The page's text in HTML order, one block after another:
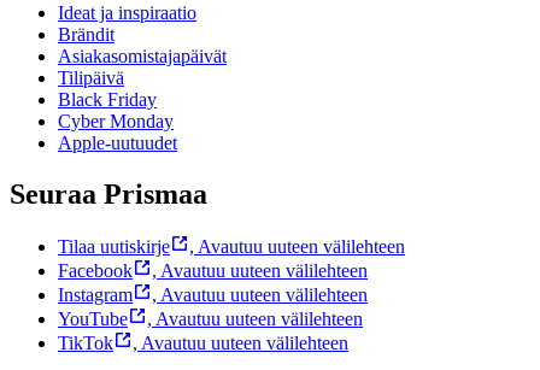
Ideat ja inspiraatio
Brändit
Asiakasomistajapäivät
Tilipäivä
Black Friday
Cyber Monday
Apple-uutuudet
Seuraa Prismaa
Tilaa uutiskirje , Avautuu uuteen välilehteen
Facebook
, Avautuu uuteen välilehteen
Instagram
, Avautuu uuteen välilehteen
YouTube
, Avautuu uuteen välilehteen
TikTok
, Avautuu uuteen välilehteen